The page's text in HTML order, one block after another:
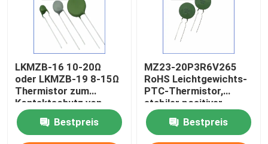
Thermische Abkürzungs-Sicherung
Miniaturpatronenverschluss
Wärmeüberlastschutz
LKMZB-16 10-20Ω
oder LKMZB-19 8-15Ω
Thermistor zum
Kontaktschutz von
Relais
Bestpreis
MZ23-20P3R6V265
RoHS Leichtgewichts-
PTC-Thermistor,
stabiler positiver
Wärmekoeffizient
Bestpreis